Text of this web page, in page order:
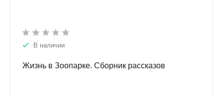
В наличии
Жизнь в Зоопарке. Сборник рассказов